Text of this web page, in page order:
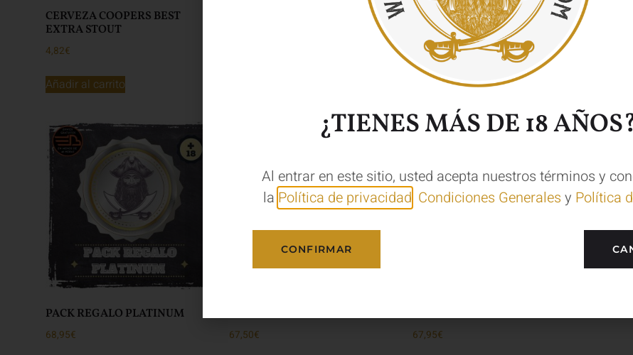
CERVEZA COOPERS BEST
EXTRA STOUT
4,82€
Añadir al carrito
CERVEZA COOPERS PALE ALE PACK REGALO CERVECERO
69,25 €
Añadir al carrito
PACK REGALO PLATINUM
68,95€ 67,50€ 67,95€
¿TIENES MÁS DE 18
Al entrar en este sitio, usted acepta nuestros términos y
la Política de privacidad Condiciones Generales y Política
CONFIRMAR